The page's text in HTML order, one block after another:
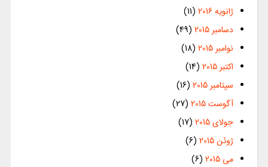
ژانویه 2016
(11)
دسامبر 2015
(49)
نوامبر 2015
(18)
اکتبر 2015
(14)
سپتامبر 2015
(16)
آگوست 2015
(27)
جولای 2015
(17)
ژوئن 2015
(6)
می 2015
(6)